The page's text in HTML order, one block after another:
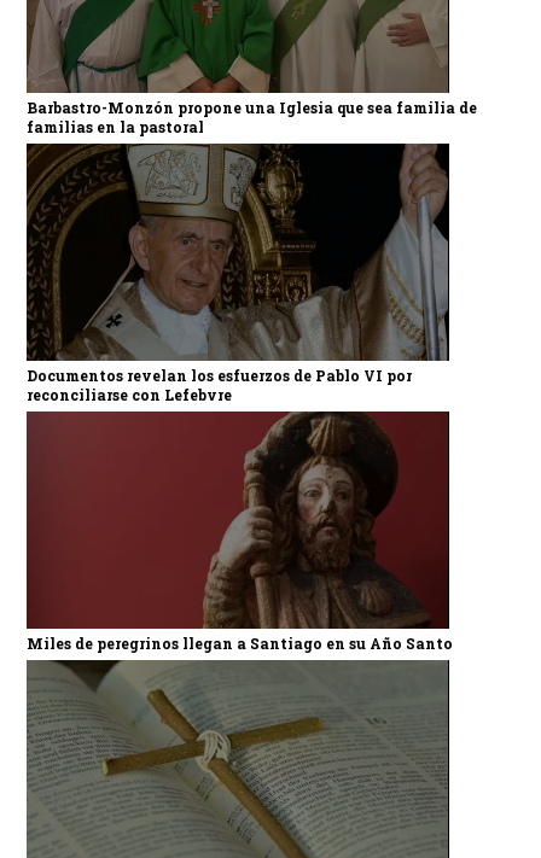
Barbastro-Monzón propone una Iglesia que sea familia de
familias en la pastoral
Documentos revelan los esfuerzos de Pablo VI por
reconciliarse con Lefebvre
Miles de peregrinos llegan a Santiago en su Año Santo